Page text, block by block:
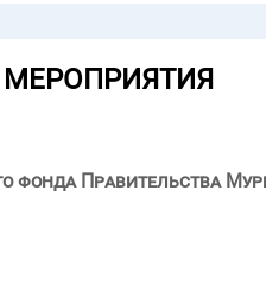
фонда Правительства